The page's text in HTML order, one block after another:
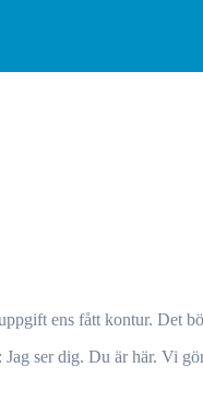
ens fått kontur. Det
ser dig. Du är här. Vi